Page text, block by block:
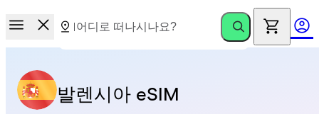
발렌시아 eSIM